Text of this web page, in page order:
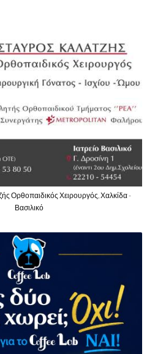
Ορθοπαιδικός Χειρουργός, Χαλκίδα -
Βασιλικό